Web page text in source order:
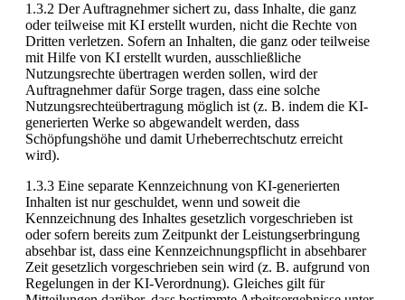
1.3.2 Der Auftragnehmer sichert zu, dass Inhalte, die ganz
oder teilweise mit KI erstellt wurden, nicht die Rechte von
Dritten verletzen. Sofern an Inhalten, die ganz oder teilweise
mit Hilfe von KI erstellt wurden, ausschließliche
Nutzungsrechte übertragen werden sollen, wird der
Auftragnehmer dafür Sorge tragen, dass eine solche
Nutzungsrechteübertragung möglich ist (z. B. indem die KI-
generierten Werke so abgewandelt werden, dass
Schöpfungshöhe und damit Urheberrechtschutz erreicht
wird).
1.3.3 Eine separate Kennzeichnung von KI-generierten
Inhalten ist nur geschuldet, wenn und soweit die
Kennzeichnung des Inhaltes gesetzlich vorgeschrieben ist
oder sofern bereits zum Zeitpunkt der Leistungserbringung
absehbar ist, dass eine Kennzeichnungspflicht in absehbarer
Zeit gesetzlich vorgeschrieben sein wird (z. B. aufgrund von
Regelungen in der KI-Verordnung). Gleiches gilt für